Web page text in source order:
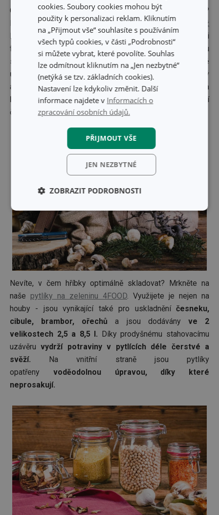
Chybí vám doma pořádný "švýcarák" pro pobyty v přírodě?
Máme pro vás zbrusu novýkapesní nůž
MOVE. Je multifunkční
a vybavený všemi potřebnými
funkcemi pro použití na cestách. Má ostrou
sklápěcí
nerezovou čepel, otvíráky
na korunkové
uzávěry a konzervy, vývrtku, křížový šroubovák,
malý
a velkýplochý šroubovák,závěsný kroužek a
bezpečnostní pojistkubránící samovolnému sklopení
čepele během používání.
Nevíte, v čem hříbky optimálně skladovat? Mrkněte na
naše pytlíky na zeleninu 4FOOD . Využijete je nejen na
houby - jsou vynikající také pro uskladnění česneku,
cibule, brambor, ořechů a jsou dodávány ve 2
velikostech 2,5 a 8,5 l. Díky prodyšnému stahovacímu
uzávěruvydrží potraviny v pytlících déle čerstvé a
svěží. Na vnitřní straně jsou pytlíky
opatřeny voděodolnou úpravou, díky které
neprosakují.
cookies. Soubory cookies mohou být
použity k personalizaci reklam. Kliknutím
na „Přijmout vše“ souhlasíte s používáním
všech typů cookies, v části „Podrobnosti“
si můžete vybrat, které povolíte. Souhlas
lze odmítnout kliknutím na „Jen nezbytné“
(netýká se tzv. základních cookies).
Nastavení lze kdykoliv změnit. Další
informace najdete v Informacích o
zpracování osobních údajů.
PŘIJMOUT VŠE
JEN NEZBYTNÉ
ZOBRAZIT PODROBNOSTI
Základní
(funkční) cookies
Analytické a
preferenční
cookies
Marketingové
cookies
Funkční soubory
Analytické a preferenční cookies
Marketingové cookies
Funkční soubory
Nezbytně nutné soubory cookie umožňují základní
nezbytně nutných souborů cookie správně používat.
Název
Poskytovatel/
Doména
Vyprší Popis
shopsys_abc www.tescoma.cz
5 měsíců
4 týdny
__cf_bm
Cloudflare Inc.
.heureka.cz
29 minut
59 sekund
Tento
cookie
lidmi a
To je